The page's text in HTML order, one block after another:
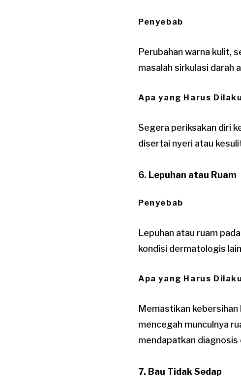
Penyebab
Perubahan warna kulit,
masalah sirkulasi darah
Apa yang Harus
Segera periksakan diri
disertai nyeri atau
6. Lepuhan atau Ruam
Penyebab
Lepuhan atau ruam
kondisi dermatologis
Apa yang Harus
Memastikan
mencegah munculnya
mendapatkan
7. Bau Tidak Sedap